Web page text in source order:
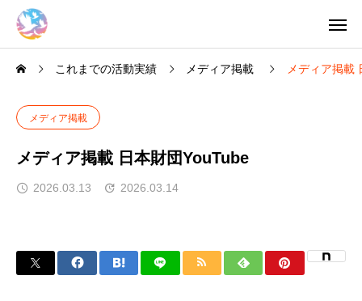
これまでの活動実績 メディア掲載 メディア掲載
メディア掲載
メディア掲載 日本財団YouTube
2026.03.13 2026.03.14